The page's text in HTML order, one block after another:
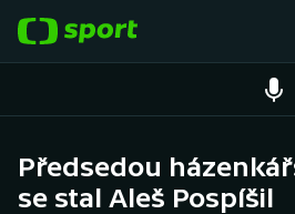
Hokej
Předsedou
se stal Aleš Pospíšil